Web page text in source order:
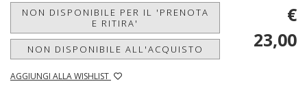
NON DISPONIBILE PER IL 'PRENOTA
E RITIRA'
NON DISPONIBILE ALL'ACQUISTO
AGGIUNGI ALLA WISHLIST
€
23,00